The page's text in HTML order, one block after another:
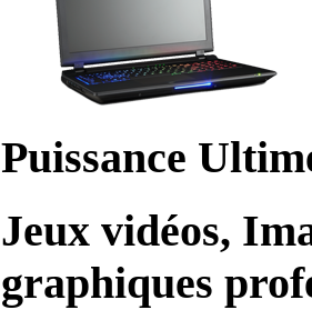
Puissance
Jeux vidéos,
graphiques